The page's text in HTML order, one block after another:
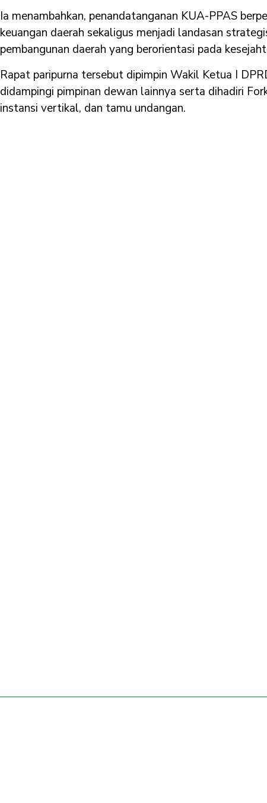
Ia menambahkan, penandatanganan KUA-PPAS
keuangan daerah sekaligus menjadi landasan
pembangunan daerah yang berorientasi pada
Rapat paripurna tersebut dipimpin Wakil Ketua I
didampingi pimpinan dewan lainnya serta dihadiri
instansi vertikal, dan tamu undangan.